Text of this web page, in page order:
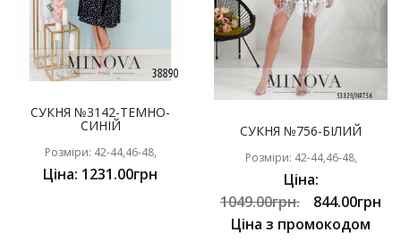
СУКНЯ №3142-ТЕМНО-
СИНІЙ
Розміри: 42-44,46-48,
Ціна: 1231.00грн
СУКНЯ №756-БІЛИЙ
Розміри: 42-44,46-48,
Ціна:
1049.00грн.
844.00грн
Ціна з промокодом